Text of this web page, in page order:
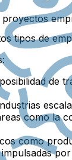
tipos de
de
como la
como